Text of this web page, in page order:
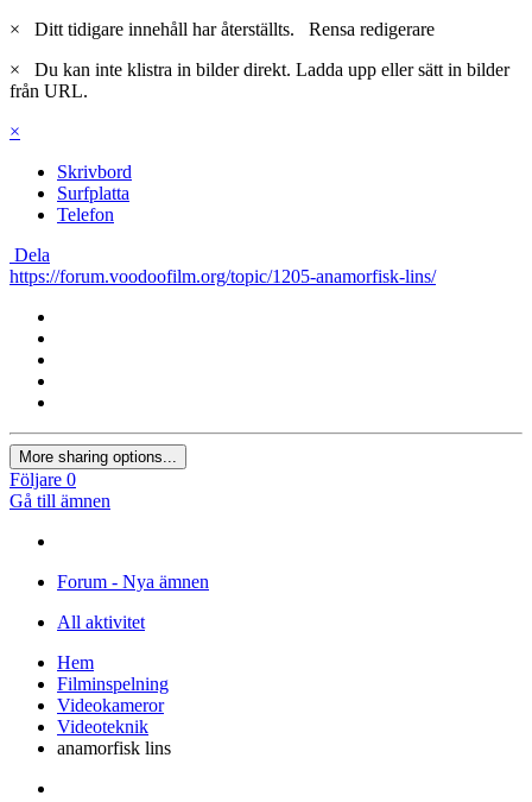
×
Ditt tidigare innehåll har återställts. Rensa redigerare
×
Du kan inte klistra in bilder direkt. Ladda upp eller sätt in bilder
från URL.
×
Skrivbord
Surfplatta
Telefon
Dela
https://forum.voodoofilm.org/topic/1205-anamorfisk-lins/
More sharing options...
Följare 0
Gå till ämnen
Forum - Nya ämnen
All aktivitet
Hem
Filminspelning
Videokameror
Videoteknik
anamorfisk lins